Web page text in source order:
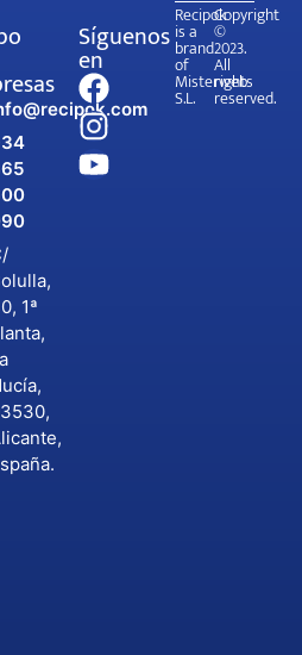
1ª
Síguenos
en
Recipok
is a
brand
of
Misterweb
S.L.
Copyright
©
2023.
All
rights
reserved.